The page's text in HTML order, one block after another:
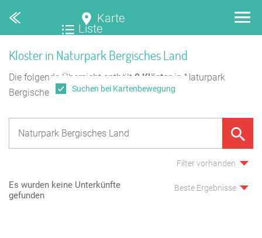
Karte
Liste
Kloster in Naturpark Bergisches Land
Die folgende Übersicht enthält 0 Klöster in Naturpark
Bergisches Land.
Filter vorhanden
Es wurden keine Unterkünfte
gefunden
Beste Ergebnisse
Suchen bei Kartenbewegung